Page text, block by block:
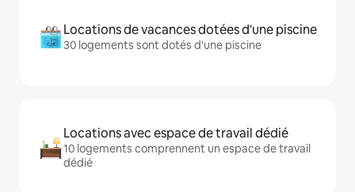
Locations de vacances dotées d'une piscine
30 logements sont dotés d'une piscine
Locations avec espace de travail dédié
10 logements comprennent un espace de travail
dédié